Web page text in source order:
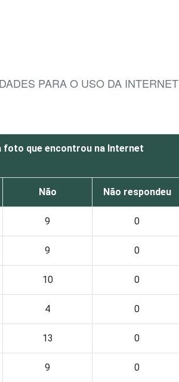
PARA O USO DA INTERNET
foto que encontrou na Internet
Não Não respondeu
9 0
9 0
10 0
4 0
13 0
9 0